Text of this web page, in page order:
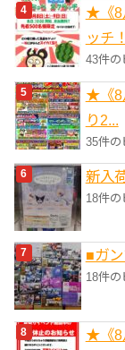
★《8
ッチ
43件の
★《8
り2...
35件の
新入
18件の
■ガ
18件の
★《8